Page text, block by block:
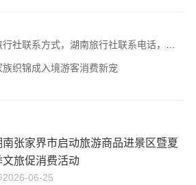
式，湖南旅行社联系电话，湖南旅行社官网客服电话微信号码
织锦成入境游客消费新宠
南张家界市启动旅游商品进景区暨夏
文旅促消费活动
2026-06-25